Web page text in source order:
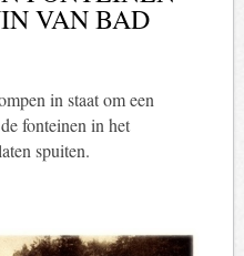
VAN BAD
in staat om een
fonteinen in het
spuiten.